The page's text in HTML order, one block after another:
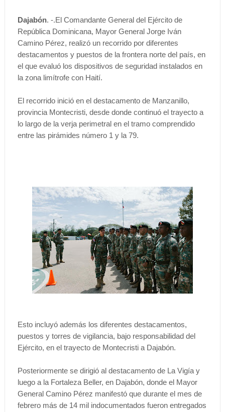
Dajabón. -.El Comandante General del Ejército de
República Dominicana, Mayor General Jorge Iván
Camino Pérez, realizó un recorrido por diferentes
destacamentos y puestos de la frontera norte del país, en
el que evaluó los dispositivos de seguridad instalados en
la zona limítrofe con Haití.
El recorrido inició en el destacamento de Manzanillo,
provincia Montecristi, desde donde continuó el trayecto a
lo largo de la verja perimetral en el tramo comprendido
entre las pirámides número 1 y la 79.
Esto incluyó además los diferentes destacamentos,
puestos y torres de vigilancia, bajo responsabilidad del
Ejército, en el trayecto de Montecristi a Dajabón.
Posteriormente se dirigió al destacamento de La Vigía y
luego a la Fortaleza Beller, en Dajabón, donde el Mayor
General Camino Pérez manifestó que durante el mes de
febrero más de 14 mil indocumentados fueron entregados